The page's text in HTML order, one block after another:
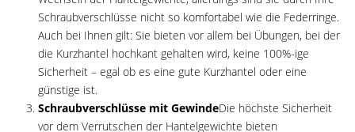
Schraubverschlüsse nicht so komfortabel wie die Federringe.
Auch bei Ihnen gilt: Sie bieten vor allem bei Übungen, bei der
die Kurzhantel hochkant gehalten wird, keine 100%-ige
Sicherheit – egal ob es eine gute Kurzhantel oder eine
günstige ist.
Schraubverschlüsse mit GewindeDie höchste Sicherheit
vor dem Verrutschen der Hantelgewichte bieten